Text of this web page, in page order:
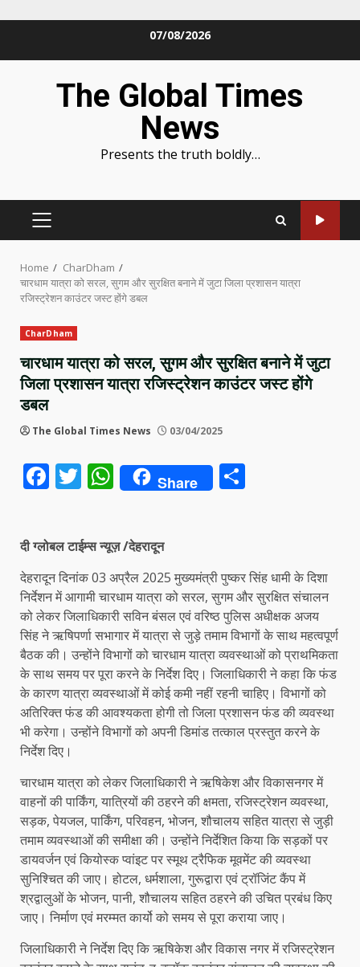
07/08/2026
The Global Times
News
Presents the truth boldly…
PRIMARY
Home
CharDham
चारधाम यात्रा को सरल, सुगम और सुरक्षित बनाने में जुटा जिला प्रशासन यात्रा
रजिस्ट्रेशन काउंटर जस्ट होंगे डबल
CharDham
चारधाम यात्रा को सरल, सुगम और सुरक्षित बनाने में जुटा
जिला प्रशासन यात्रा रजिस्ट्रेशन काउंटर जस्ट होंगे
डबल
The Global Times News 03/04/2025
Facebook
Twitter
WhatsApp
Share
दी ग्लोबल टाईम्स न्यूज़ /देहरादून
देहरादून दिनांक 03 अप्रैल 2025 मुख्यमंत्री पुष्कर सिंह धामी के दिशा
निर्देशन में आगामी चारधाम यात्रा को सरल, सुगम और सुरक्षित संचालन
को लेकर जिलाधिकारी सविन बंसल एवं वरिष्ठ पुलिस अधीक्षक अजय
सिंह ने ऋषिपर्णा सभागार में यात्रा से जुड़े तमाम विभागों के साथ महत्वपूर्ण
बैठक की। उन्होंने विभागों को चारधाम यात्रा व्यवस्थाओं को प्राथमिकता
के साथ समय पर पूरा करने के निर्देश दिए। जिलाधिकारी ने कहा कि फंड
के कारण यात्रा व्यवस्थाओं में कोई कमी नहीं रहनी चाहिए। विभागों को
अतिरिक्त फंड की आवश्यकता होगी तो जिला प्रशासन फंड की व्यवस्था
भी करेगा। उन्होंने विभागों को अपनी डिमांड तत्काल प्रस्तुत करने के
निर्देश दिए।
चारधाम यात्रा को लेकर जिलाधिकारी ने ऋषिकेश और विकासनगर में
वाहनों की पार्किंग, यात्रियों की ठहरने की क्षमता, रजिस्ट्रेशन व्यवस्था,
सड़क, पेयजल, पार्किंग, परिवहन, भोजन, शौचालय सहित यात्रा से जुड़ी
तमाम व्यवस्थाओं की समीक्षा की। उन्होंने निर्देशित किया कि सड़कों पर
डायवर्जन एवं कियोस्क प्वांइट पर स्मूथ ट्रैफिक मूवमेंट की व्यवस्था
सुनिश्चित की जाए। होटल, धर्मशाला, गुरूद्वारा एवं ट्रॉजिंट कैंप में
श्रद्वालुओं के भोजन, पानी, शौचालय सहित ठहरने की उचित प्रबंध किए
जाए। निर्माण एवं मरम्मत कार्यो को समय से पूरा कराया जाए।
जिलाधिकारी ने निर्देश दिए कि ऋषिकेश और विकास नगर में रजिस्ट्रेशन